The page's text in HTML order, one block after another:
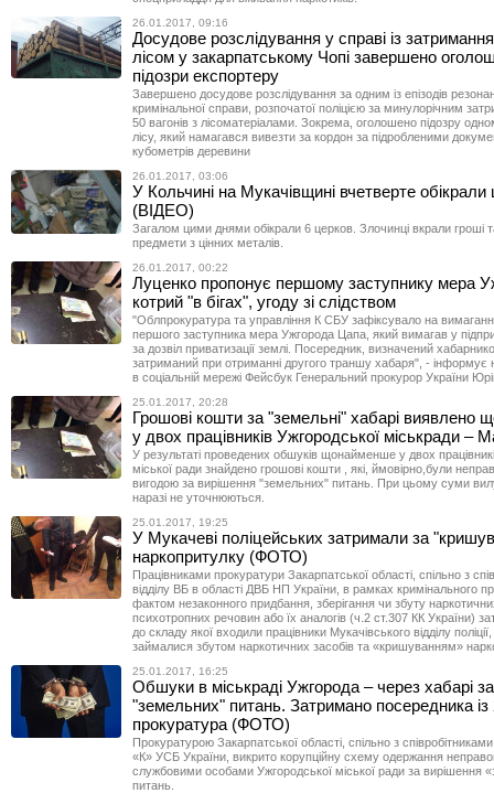
26.01.2017, 09:16
Досудове розслідування у справі із
лісом у закарпатському Чопі завершено
підозри експортеру
Завершено досудове розслідування за одним із епізодів
кримінальної справи, розпочатої поліцією за минулорічним
50 вагонів з лісоматеріалами. Зокрема, оголошено підозру
лісу, який намагався вивезти за кордон за підробленими
кубометрів деревини
26.01.2017, 03:06
У Кольчині на Мукачівщині вчетверте обікрали
(ВІДЕО)
Загалом цими днями обікрали 6 церков. Злочинці вкрали гроші
предмети з цінних металів.
26.01.2017, 00:22
Луценко пропонує першому заступнику мера
котрий "в бігах", угоду зі слідством
"Облпрокуратура та управління К СБУ зафіксувало на
першого заступника мера Ужгорода Цапа, який вимагав у
за дозвіл приватизації землі. Посередник, визначений
затриманий при отриманні другого траншу хабаря", - інформує
в соціальній мережі Фейсбук Генеральний прокурор України
25.01.2017, 20:28
Грошові кошти за "земельні" хабарі виявлено
у двох працівників Ужгородської міськради –
У результаті проведених обшуків щонайменше у двох
міської ради знайдено грошові кошти , які, ймовірно,були
вигодою за вирішення "земельних" питань. При цьому суми
наразі не уточнюються.
25.01.2017, 19:25
У Мукачеві поліцейських затримали за
наркопритулку (ФОТО)
Працівниками прокуратури Закарпатської області, спільно з
відділу ВБ в області ДВБ НП України, в рамках кримінального
фактом незаконного придбання, зберігання чи збуту
психотропних речовин або їх аналогів (ч.2 ст.307 КК України)
до складу якої входили працівники Мукачівського відділу поліції,
займалися збутом наркотичних засобів та «кришуванням»
25.01.2017, 16:25
Обшуки в міськраді Ужгорода – через хабарі
"земельних" питань. Затримано посередника із
прокуратура (ФОТО)
Прокуратурою Закарпатської області, спільно з співробітниками
«К» УСБ України, викрито корупційну схему одержання
службовими особами Ужгородської міської ради за вирішення
питань.